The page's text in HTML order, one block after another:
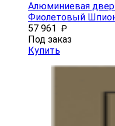
Алюминиевая
Фиолетовый
57 961
₽
Под заказ
Купить